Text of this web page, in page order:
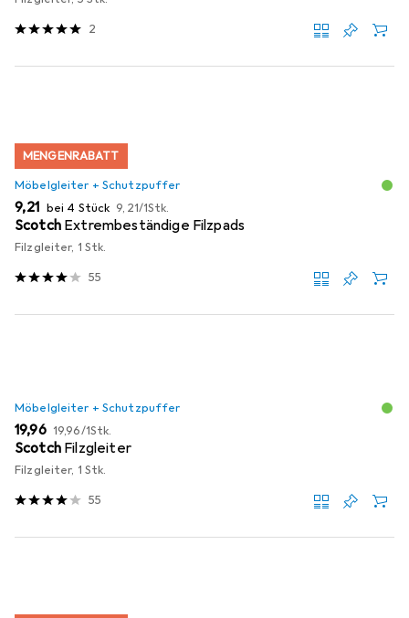
2
MENGENRABATT
Möbelgleiter + Schutzpuffer
EUR
9,21 bei 4 Stück EUR
9,21/1Stk.
Scotch Extrembeständige Filzpads
Filzgleiter, 1 Stk.
55
Möbelgleiter + Schutzpuffer
EUR
19,96 EUR
19,96/1Stk.
Scotch Filzgleiter
Filzgleiter, 1 Stk.
55